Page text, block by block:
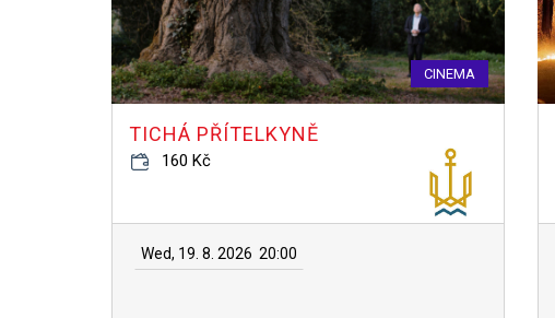
CINEMA
TICHÁ PŘÍTELKYNĚ
160 Kč
Wed, 19. 8. 2026 20:00